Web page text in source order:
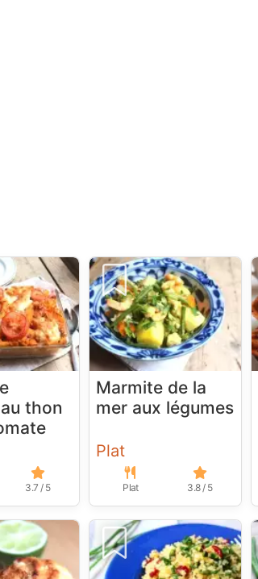
thon
3.7 / 5
Marmite de la
mer aux légumes
Plat
Plat 3.8 / 5